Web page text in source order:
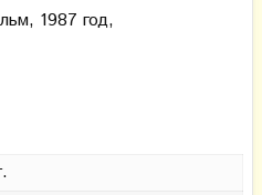
1987 год,